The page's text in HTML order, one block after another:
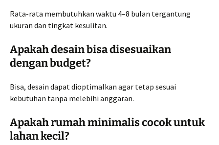
Rata-rata membutuhkan waktu 4–8 bulan tergantung
ukuran dan tingkat kesulitan.
Apakah desain bisa disesuaikan
dengan budget?
Bisa, desain dapat dioptimalkan agar tetap sesuai
kebutuhan tanpa melebihi anggaran.
Apakah rumah minimalis cocok untuk
lahan kecil?